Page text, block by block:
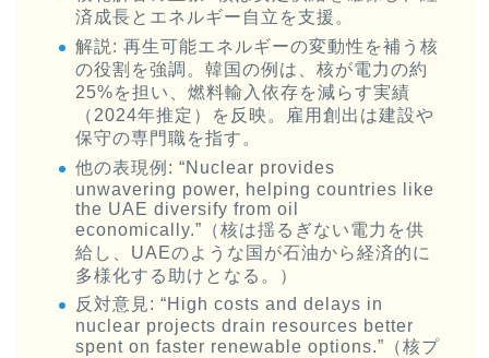
済成長とエネルギー自立を支援。
解説 : 再生可能エネルギーの変動性を補う核
の役割を強調。韓国の例は、核が電力の約
25%を担い、燃料輸入依存を減らす実績
（2024年推定）を反映。雇用創出は建設や
保守の専門職を指す。
他の表現例 : “Nuclear provides
unwavering power, helping countries like
the UAE diversify from oil
economically.”（核は揺るぎない電力を供
給し、UAEのような国が石油から経済的に
多様化する助けとなる。）
反対意見: “High costs and delays in
nuclear projects drain resources better
spent on faster renewable options.”（核プ